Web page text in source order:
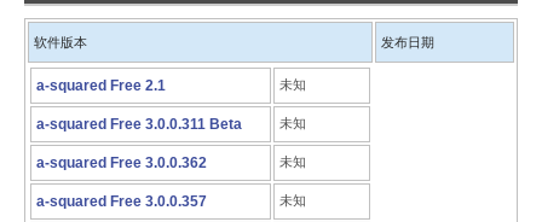
软件版本 发布日期
a-squared Free 2.1 未知
a-squared Free 3.0.0.311 Beta 未知
a-squared Free 3.0.0.362 未知
a-squared Free 3.0.0.357 未知